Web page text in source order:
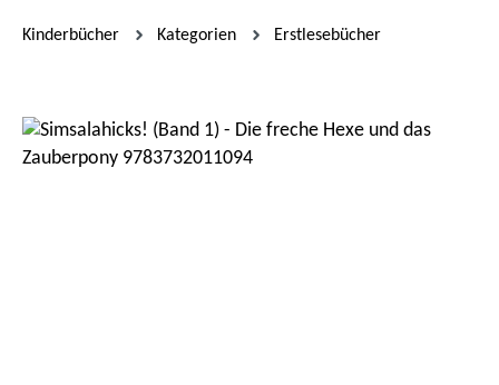
Kinderbücher Kategorien Erstlesebücher
Bildergalerie überspringen